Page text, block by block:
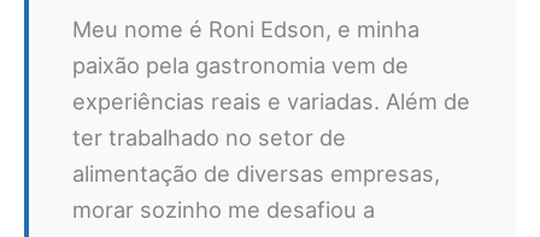
Meu nome é Roni Edson, e minha
paixão pela gastronomia vem de
experiências reais e variadas. Além de
ter trabalhado no setor de
alimentação de diversas empresas,
morar sozinho me desafiou a